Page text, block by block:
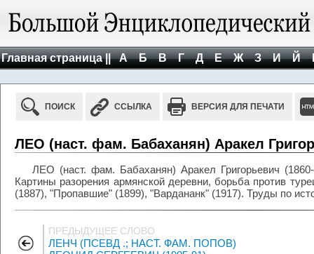
Главная страница || А Б В Г Д Е Ж З И Й
ПОИСК ССЫЛКА ВЕРСИЯ ДЛЯ ПЕЧАТИ
ЛЕО (наст. фам. Бабаханян) Аракел
ЛЕО (наст. фам. Бабаханян) Аракел Григорьевич
Картины разорения армянской деревни, борьба против
(1887), "Пропавшие" (1899), "Вардананк" (1917). Труды по
ПРЕДЫДУЩЕЕ СЛОВО
ЛЕНЧ (ПСЕВД .; НАСТ. ФАМ. ПОПОВ)